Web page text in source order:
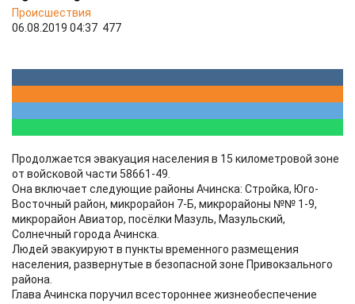
Происшествия
06.08.2019 04:37 477
Продолжается эвакуация населения в 15 километровой зоне
от войсковой части 58661-49.
Она включает следующие районы Ачинска: Стройка, Юго-
Восточный район, микрорайон 7-Б, микрорайоны №№ 1-9,
микрорайон Авиатор, посёлки Мазуль, Мазульский,
Солнечный города Ачинска.
Людей эвакуируют в пункты временного размещения
населения, развернутые в безопасной зоне Привокзального
района.
Глава Ачинска поручил всестороннее жизнеобеспечение